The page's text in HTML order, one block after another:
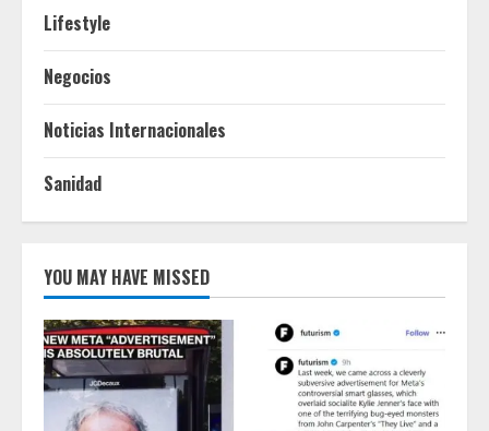
Lifestyle
Negocios
Noticias Internacionales
Sanidad
YOU MAY HAVE MISSED